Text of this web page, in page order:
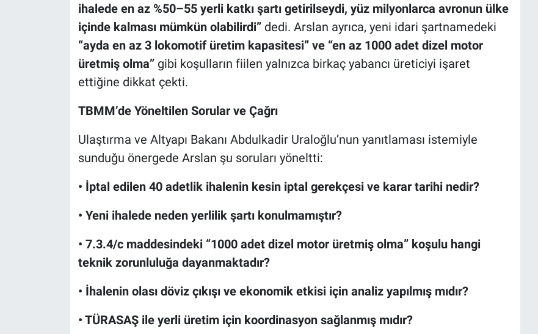
ihalede en az %50–55 yerli katkı şartı getirilseydi, yüz milyonlarca avronun ülke
içinde kalması mümkün olabilirdi”dedi. Arslan ayrıca, yeni idari şartnamedeki
“ayda en az 3 lokomotif üretim kapasitesi” ve “en az 1000 adet dizel motor
üretmiş olma”gibi koşulların fiilen yalnızca birkaç yabancı üreticiyi işaret
ettiğine dikkat çekti.
TBMM’de Yöneltilen Sorular ve Çağrı
Ulaştırma ve Altyapı Bakanı Abdulkadir Uraloğlu’nun yanıtlaması istemiyle
sunduğu önergede Arslan şu soruları yöneltti:
• İptal edilen 40 adetlik ihalenin kesin iptal gerekçesi ve karar tarihi nedir?
• Yeni ihalede neden yerlilik şartı konulmamıştır?
• 7.3.4/c maddesindeki “1000 adet dizel motor üretmiş olma” koşulu hangi
teknik zorunluluğa dayanmaktadır?
• İhalenin olası döviz çıkışı ve ekonomik etkisi için analiz yapılmış mıdır?
• TÜRASAŞ ile yerli üretim için koordinasyon sağlanmış mıdır?